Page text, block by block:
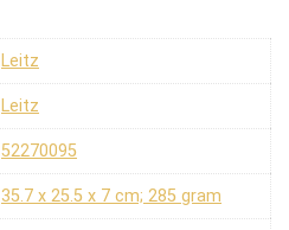
‎Leitz
‎Leitz
‎52270095
‎35.7 x 25.5 x 7 cm; 285 gram